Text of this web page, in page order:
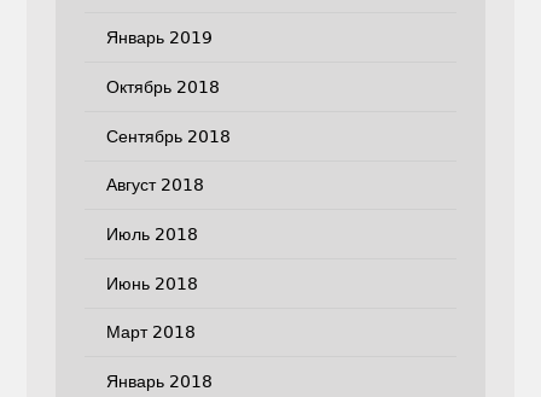
Январь 2019
Октябрь 2018
Сентябрь 2018
Август 2018
Июль 2018
Июнь 2018
Март 2018
Январь 2018